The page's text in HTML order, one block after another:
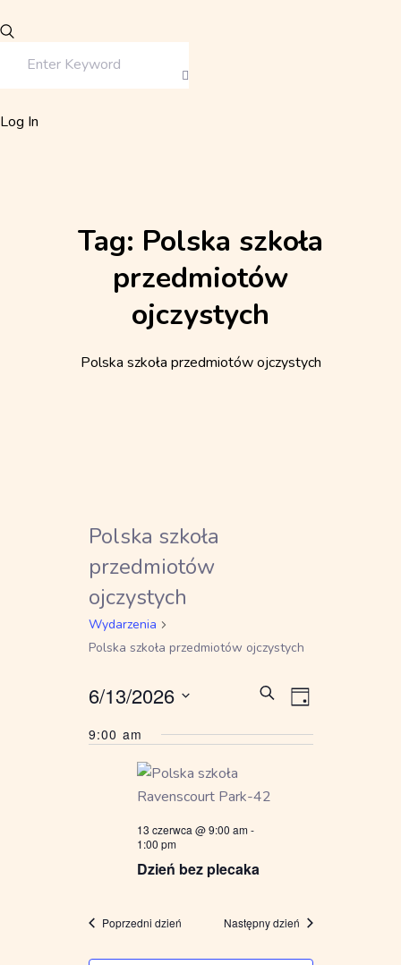
Log In
Tag: Polska szkoła
przedmiotów
ojczystych
Polska szkoła przedmiotów ojczystych
Polska szkoła
przedmiotów
ojczystych
Wydarzenia
Polska szkoła przedmiotów ojczystych
Nawigacja
widokach
Szukaj
Widoki
Dzień
6/13/2026
datę.
9:00 am
13 czerwca @ 9:00 am-
1:00 pm
Dzień bez plecaka
Poprzedni dzień Następny dzień